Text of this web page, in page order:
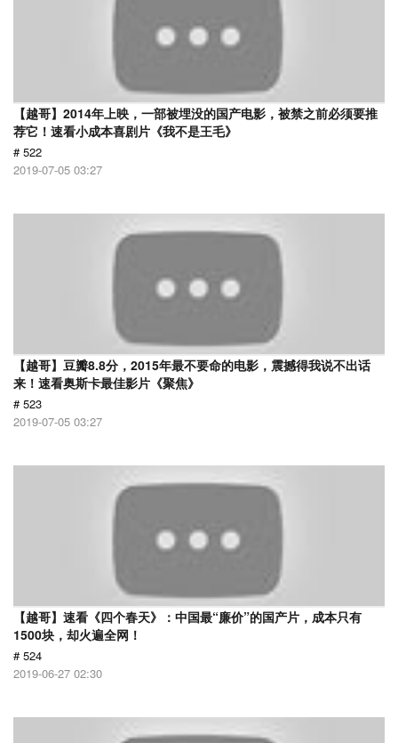
【越哥】2014年上映，一部被埋没的国产电影，被禁之前必须要推
荐它！速看小成本喜剧片《我不是王毛》
# 522
2019-07-05 03:27
【越哥】豆瓣8.8分，2015年最不要命的电影，震撼得我说不出话
来！速看奥斯卡最佳影片《聚焦》
# 523
2019-07-05 03:27
【越哥】速看《四个春天》：中国最“廉价”的国产片，成本只有
1500块，却火遍全网！
# 524
2019-06-27 02:30